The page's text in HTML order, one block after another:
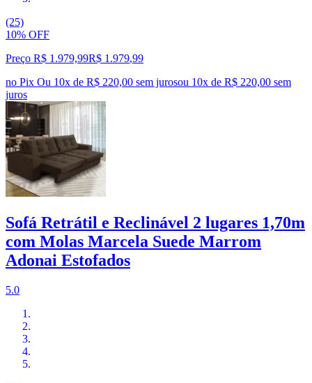
(25)
10% OFF
Preço R$ 1.979,99R$ 1.979,99
no Pix Ou 10x de R$ 220,00 sem jurosou 10x de R$ 220,00 sem
juros
Sofá Retrátil e Reclinável 2 lugares 1,70m
com Molas Marcela Suede Marrom
Adonai Estofados
5.0